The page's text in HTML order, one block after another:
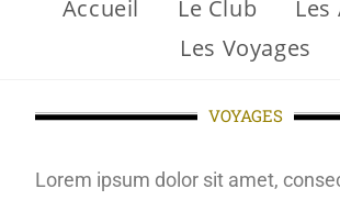
Accueil Le Club
Les Voyages
VOYAGES
Lorem ipsum dolor sit amet,